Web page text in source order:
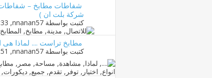
شفاطات مطابخ –
شركة بلت ان )
كتبت بواسطة nnanan57
‏, 31-03-2012 04:33 PM
مطابخ تراست .... لماذا هى
كتبت بواسطة nnanan57
‏, 09-04-2012 04:51 PM